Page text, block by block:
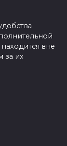
вне
за их